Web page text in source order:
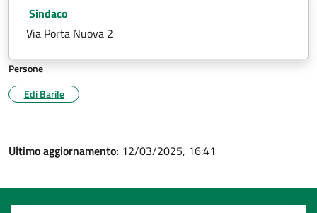
Sindaco
Via Porta Nuova 2
Persone
Edi Barile
Ultimo aggiornamento: 12/03/2025, 16:41